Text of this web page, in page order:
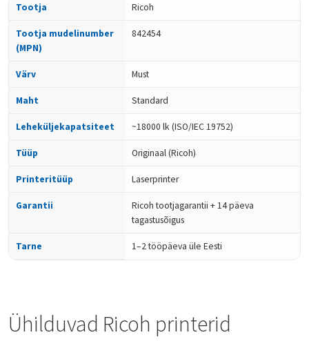
Tootja Ricoh
Tootja mudelinumber
(MPN)
842454
Värv Must
Maht Standard
Leheküljekapatsiteet ~18000 lk (ISO/IEC 19752)
Tüüp Originaal (Ricoh)
Printeritüüp Laserprinter
Garantii
Ricoh tootjagarantii + 14 päeva
tagastusõigus
Tarne 1–2 tööpäeva üle Eesti
Ühilduvad Ricoh printerid